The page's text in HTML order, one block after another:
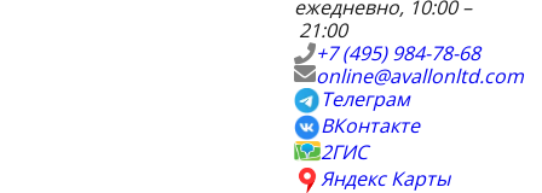
ежедневно, 10:00 –
21:00
+7 (495) 984-78-68
online@avallonltd.com
Телеграм
ВКонтакте
2ГИС
Яндекс Карты